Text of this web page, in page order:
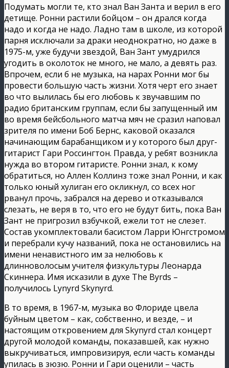
Подумать могли те, кто знал Ван Занта и верил в его
детище. Ронни растили бойцом – он дрался когда
надо и когда не надо. Ладно там в школе, из которой
парня исключали за драки неоднократно, но даже в
1975-м, уже будучи звездой, Ван Зант умудрился
угодить в околоток не много, не мало, а девять раз.
Впрочем, если б не музыка, на нарах Ронни мог бы
провести большую часть жизни. Хотя черт его знает
во что вылилась бы его любовь к звучавшим по
радио британским группам, если бы запущенный им
во время бейсбольного матча мяч не сразил наповал
зрителя по имени Боб Бернс, каковой оказался
начинающим барабанщиком и у которого был друг-
гитарист Гари Россингтон. Правда, у ребят возникла
нужда во втором гитаристе. Ронни знал, к кому
обратиться, но Аллен Коллинз тоже знал Ронни, и как
только юный хулиган его окликнул, со всех ног
рванул прочь, забрался на дерево и отказывался
слезать, не веря в то, что его не будут бить, пока Ван
Зант не пригрозил взбучкой, ежели тот не слезет.
Состав укомплектовали басистом Ларри Юнгстромом
и перебрали кучу названий, пока не остановились на
имени ненавистного им за нелюбовь к
длинноволосым учителя физкультуры Леонарда
Скиннера. Имя исказили в духе The Byrds –
получилось Lynyrd Skynyrd.
В то время, в 1967-м, музыка во Флориде цвела
буйным цветом – как, собственно, и везде, – и
настоящим откровением для Skynyrd стал концерт
другой молодой команды, показавшей, как нужно
выкручиваться, импровизируя, если часть команды
упилась в зюзю. Ронни и Гари оценили – часть